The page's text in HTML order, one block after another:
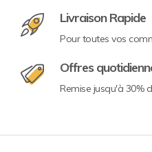
Livraison Rapide
Pour toutes vos
Offres
Remise jusqu'à 30%